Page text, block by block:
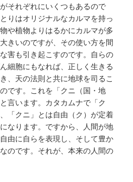
それぞれにいくつもあるので
りはオリジナルなカルマを持っ
や植物よりはるかにカルマが多
きいのですが、その使い方を間
害も引き起こすのです。自らの
細胞にもなれば、正しく生きる
、天の法則と共に地球を司るこ
です。これを「クニ（国・地
言います。カタカムナで「ク
「クニ」とは自由（ク）が定着
なります。ですから、人間が地
由に自らを表現し、そして豊か
のです。それが、本来の人間の